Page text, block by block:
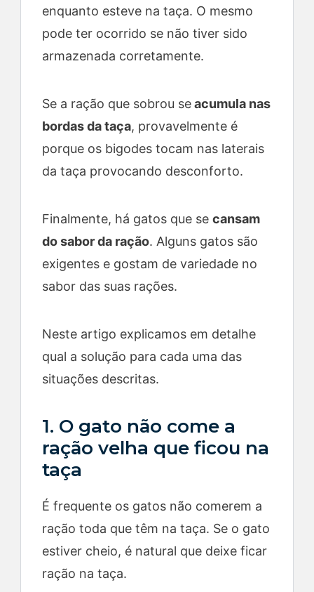
V
i
d
e
o
enquanto esteve na taça. O mesmo
pode ter ocorrido se não tiver sido
armazenada corretamente.
Se a ração que sobrou seacumula nas
bordas da taça, provavelmente é
porque os bigodes tocam nas laterais
da taça provocando desconforto.
Finalmente, há gatos que se cansam
do sabor da ração. Alguns gatos são
exigentes e gostam de variedade no
sabor das suas rações.
Neste artigo explicamos em detalhe
qual a solução para cada uma das
situações descritas.
1. O gato não come a
ração velha que ficou na
taça
É frequente os gatos não comerem a
ração toda que têm na taça. Se o gato
estiver cheio, é natural que deixe ficar
ração na taça.